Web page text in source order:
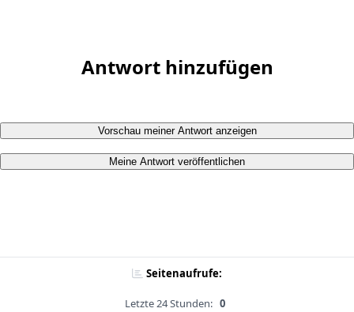
Antwort hinzufügen
Vorschau meiner Antwort anzeigen
Meine Antwort veröffentlichen
Seitenaufrufe:
Letzte 24 Stunden: 0